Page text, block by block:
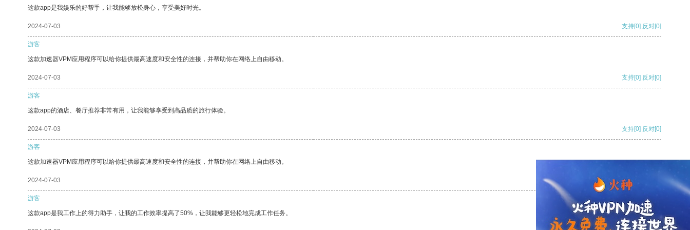
这款app是我娱乐的好帮手，让我能够放松身心，享受美好时光。
2024-07-03 支持[0] 反对[0]
游客
这款加速器VPM应用程序可以给你提供最高速度和安全性的连接，并帮助你在网络上自由移动。
2024-07-03 支持[0] 反对[0]
游客
这款app的酒店、餐厅推荐非常有用，让我能够享受到高品质的旅行体验。
2024-07-03 支持[0] 反对[0]
游客
这款加速器VPM应用程序可以给你提供最高速度和安全性的连接，并帮助你在网络上自由移动。
2024-07-03 支持
游客
这款app是我工作上的得力助手，让我的工作效率提高了50%，让我能够更轻松地完成工作任务。